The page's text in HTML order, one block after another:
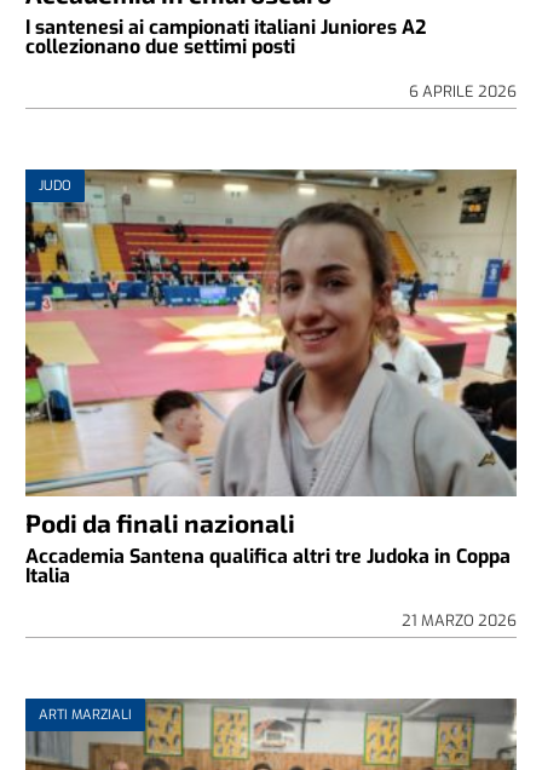
I santenesi ai campionati italiani Juniores A2
collezionano due settimi posti
6 APRILE 2026
JUDO
Podi da finali nazionali
Accademia Santena qualifica altri tre Judoka in Coppa
Italia
21 MARZO 2026
ARTI MARZIALI